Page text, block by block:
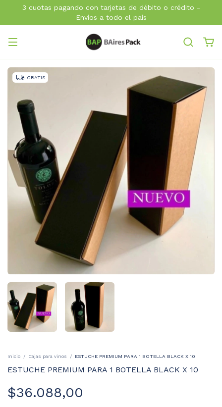
3 cuotas pagando con tarjetas de débito o crédito -
Envíos a todo el país
GRATIS
Inicio / Cajas para vinos / ESTUCHE PREMIUM PARA 1 BOTELLA BLACK X 10
ESTUCHE PREMIUM PARA 1 BOTELLA BLACK X 10
$36.088,00